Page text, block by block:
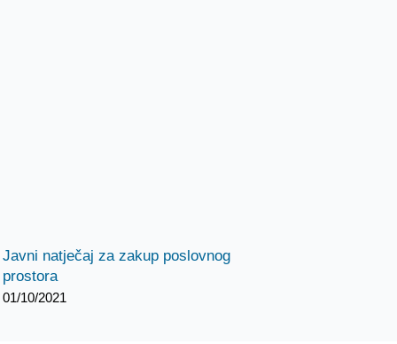
Javni natječaj za zakup poslovnog
prostora
01/10/2021